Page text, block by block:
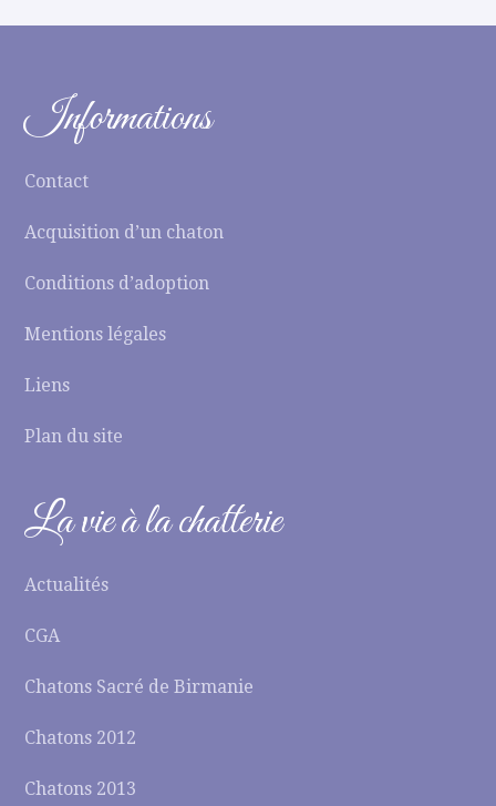
Informations
Contact
Acquisition d’un chaton
Conditions d’adoption
Mentions légales
Liens
Plan du site
La vie à la chatterie
Actualités
CGA
Chatons Sacré de Birmanie
Chatons 2012
Chatons 2013